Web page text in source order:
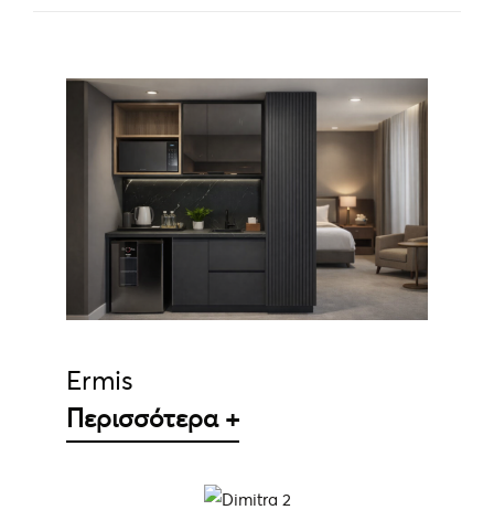
ΛΕΠΤΟΜΈΡΕΙΕΣ
Ermis
Περισσότερα +
ΛΕΠΤΟΜΈΡΕΙΕΣ